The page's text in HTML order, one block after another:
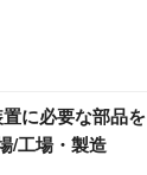
置に必要な部品
/工場・製造